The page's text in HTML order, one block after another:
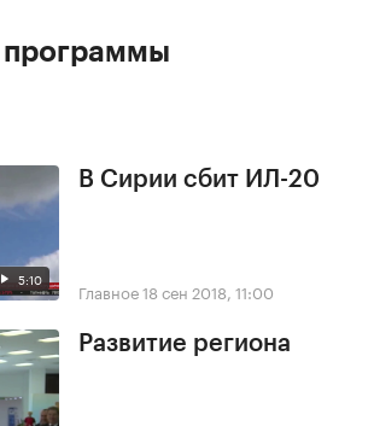
программы
5:10
В Сирии сбит ИЛ-20
Главное18 сен 2018, 11:00
Развитие региона